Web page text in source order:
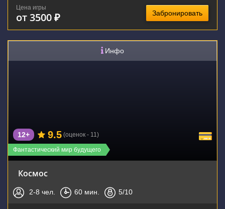
Цена игры
от 3500 ₽ Забронировать
Инфо
Фантастический мир будущего
12+ 9.5 (оценок - 11)
Космос
2-8 чел. 60 мин. 5/10